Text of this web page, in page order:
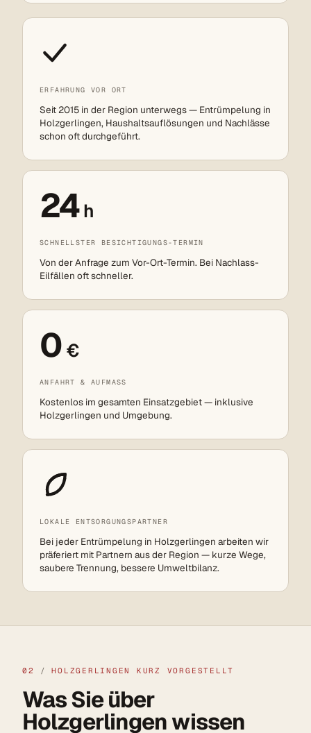
ERFAHRUNG VOR ORT
Seit 2015 in der Region unterwegs — Entrümpelung in
Holzgerlingen, Haushaltsauflösungen und Nachlässe
schon oft durchgeführt.
24h
SCHNELLSTER BESICHTIGUNGS-TERMIN
Von der Anfrage zum Vor-Ort-Termin. Bei Nachlass-
Eilfällen oft schneller.
0 €
ANFAHRT & AUFMASS
Kostenlos im gesamten Einsatzgebiet — inklusive
Holzgerlingen und Umgebung.
LOKALE ENTSORGUNGSPARTNER
Bei jeder Entrümpelung in Holzgerlingen arbeiten wir
präferiert mit Partnern aus der Region — kurze Wege,
saubere Trennung, bessere Umweltbilanz.
02 / HOLZGERLINGEN KURZ VORGESTELLT
Was Sie über
Holzgerlingen wissen